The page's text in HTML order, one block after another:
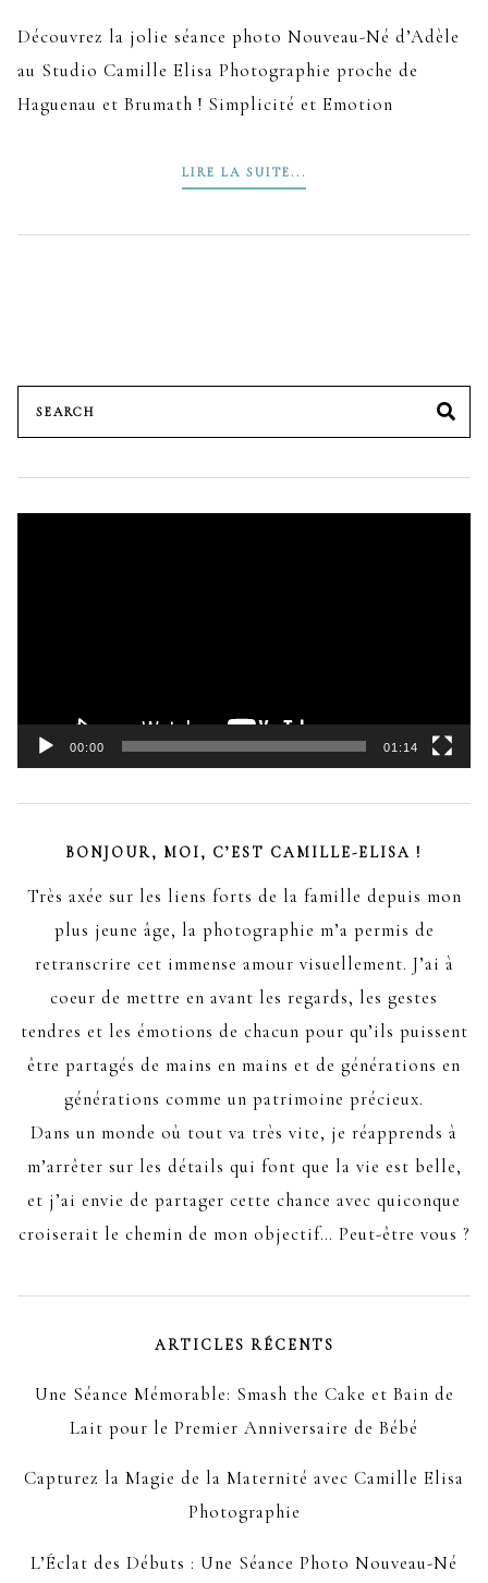
Découvrez la jolie séance photo Nouveau-Né d’Adèle
au Studio Camille Elisa Photographie proche de
Haguenau et Brumath ! Simplicité et Emotion
LIRE LA SUITE...
Search
for:
00:00 01:14
BONJOUR, MOI, C’EST CAMILLE-ELISA !
Très axée sur les liens forts de la famille depuis mon
plus jeune âge, la photographie m’a permis de
retranscrire cet immense amour visuellement. J’ai à
coeur de mettre en avant les regards, les gestes
tendres et les émotions de chacun pour qu’ils puissent
être partagés de mains en mains et de générations en
générations comme un patrimoine précieux.
Dans un monde où tout va très vite, je réapprends à
m’arrêter sur les détails qui font que la vie est belle,
et j’ai envie de partager cette chance avec quiconque
croiserait le chemin de mon objectif… Peut-être vous ?
ARTICLES RÉCENTS
Une Séance Mémorable: Smash the Cake et Bain de
Lait pour le Premier Anniversaire de Bébé
Capturez la Magie de la Maternité avec Camille Elisa
Photographie
L’Éclat des Débuts : Une Séance Photo Nouveau-Né